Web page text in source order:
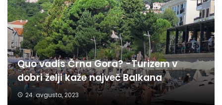
Quo vadis Črna Gora? -Turizem v
dobri želji kaže največ Balkana
24. avgusta, 2023